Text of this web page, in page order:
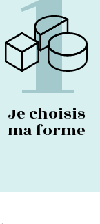
Je choisis
ma forme